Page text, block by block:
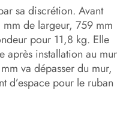
sa discrétion. Avant
de largeur, 759 mm
pour 11,8 kg. Elle
après installation au mur
va dépasser du mur,
d’espace pour le ruban